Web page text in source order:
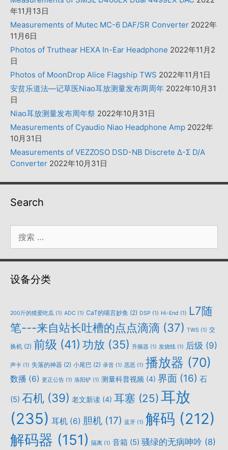
年11月13日
Measurements of Mutec MC-6 DAF/SR Converter 2022年
11月6日
Photos of Truthear HEXA In-Ear Headphone 2022年11月2
日
Photos of MoonDrop Alice Flagship TWS 2022年11月1日
安贫乐道法—记草医Niao耳放测量发布两周年 2022年10月31
日
Niao耳放测量发布周年祭 2022年10月31日
Measurements of Cyaudio Niao Headphone Amp 2022年
10月31日
Measurements of VEZZOSO DSD-NB Discrete Δ-Σ D/A
Converter 2022年10月31日
Search
索：
设备分类
200斤的猹爱吃瓜 (1) ADC (1) CaT的喵言妙鱼 (2) DSP (1) Hi-End (1) L7随
笔---来自站长吐槽的点点滴滴 (37) TWS (1) 交
换机 (2) 前级 (41) 功放 (35) 升频器 (1) 发烧线 (1) 后级 (9)
声卡 (1) 失落的神器 (2) 小尾巴 (2) 录音 (1) 恶恶 (1) 播放器 (70)
数播 (6) 更正公告 (1) 洛阳铲 (1) 测量科普视频 (4) 界面 (16) 石
(5) 石机 (39) 老文新读 (4) 耳塞 (25) 耳放
(235) 耳机 (6) 胆机 (17) 蓝牙 (1) 解码 (212)
解码器 (151) 隔离 (1) 音箱 (5) 骚绿的无病呻吟 (8)